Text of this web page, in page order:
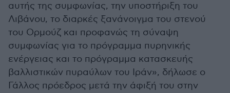
αυτής της συμφωνίας, την υποστήριξη του
Λιβάνου, το διαρκές ξανάνοιγμα του στενού
του Ορμούζ και προφανώς τη σύναψη
συμφωνίας για το πρόγραμμα πυρηνικής
ενέργειας και το πρόγραμμα κατασκευής
βαλλιστικών πυραύλων του Ιράν», δήλωσε ο
Γάλλος πρόεδρος μετά την άφιξή του στην